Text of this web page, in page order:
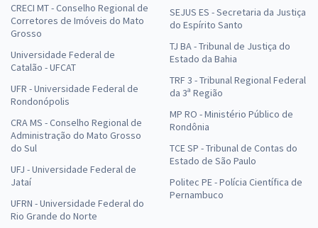
CRECI MT - Conselho Regional de
Corretores de Imóveis do Mato
Grosso
Universidade Federal de
Catalão - UFCAT
UFR - Universidade Federal de
Rondonópolis
CRA MS - Conselho Regional de
Administração do Mato Grosso
do Sul
UFJ - Universidade Federal de
Jataí
UFRN - Universidade Federal do
Rio Grande do Norte
SEJUS ES - Secretaria da Justiça
do Espírito Santo
TJ BA - Tribunal de Justiça do
Estado da Bahia
TRF 3 - Tribunal Regional Federal
da 3ª Região
MP RO - Ministério Público de
Rondônia
TCE SP - Tribunal de Contas do
Estado de São Paulo
Politec PE - Polícia Científica de
Pernambuco